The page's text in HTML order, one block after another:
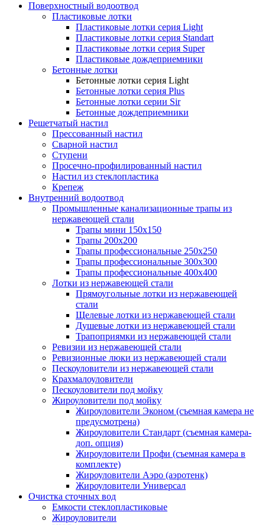
Поверхностный водоотвод
Пластиковые лотки
Пластиковые лотки серия Light
Пластиковые лотки серия Standart
Пластиковые лотки серия Super
Пластиковые дождеприемники
Бетонные лотки
Бетонные лотки серия Light
Бетонные лотки серия Plus
Бетонные лотки серии Sir
Бетонные дождеприемники
Решетчатый настил
Прессованный настил
Сварной настил
Ступени
Просечно-профилированный настил
Настил из стеклопластика
Крепеж
Внутренний водоотвод
Промышленные канализационные трапы из
нержавеющей стали
Трапы мини 150х150
Трапы 200х200
Трапы профессиональные 250х250
Трапы профессиональные 300х300
Трапы профессиональные 400х400
Лотки из нержавеющей стали
Прямоугольные лотки из нержавеющей
стали
Щелевые лотки из нержавеющей стали
Душевые лотки из нержавеющей стали
Трапоприямки из нержавеющей стали
Ревизии из нержавеющей стали
Ревизионные люки из нержавеющей стали
Пескоуловители из нержавеющей стали
Крахмалоуловители
Пескоуловители под мойку
Жироуловители под мойку
Жироуловители Эконом (съемная камера не
предусмотрена)
Жироуловители Стандарт (съемная камера-
доп. опция)
Жироуловители Профи (съемная камера в
комплекте)
Жироуловители Аэро (аэротенк)
Жироуловители Универсал
Очистка сточных вод
Емкости стеклопластиковые
Жироуловители